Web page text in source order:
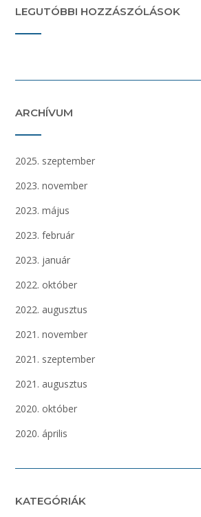
LEGUTÓBBI HOZZÁSZÓLÁSOK
ARCHÍVUM
2025. szeptember
2023. november
2023. május
2023. február
2023. január
2022. október
2022. augusztus
2021. november
2021. szeptember
2021. augusztus
2020. október
2020. április
KATEGÓRIÁK